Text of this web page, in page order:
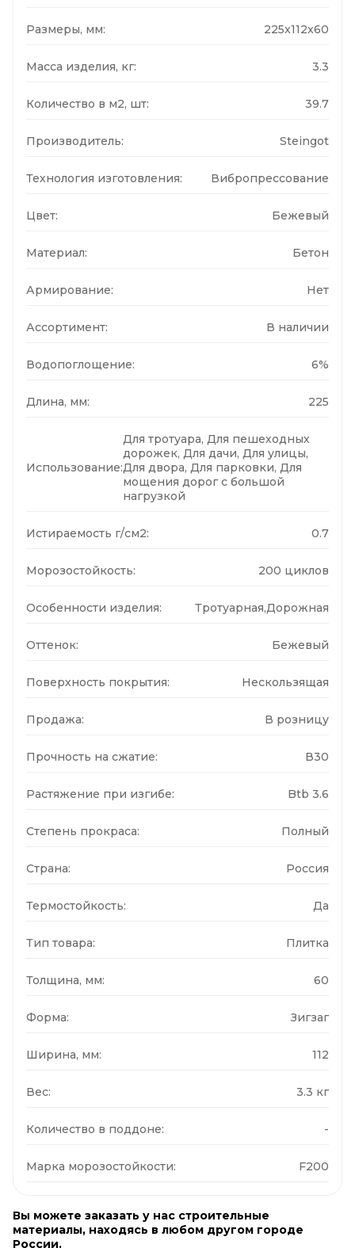
Размеры, мм: 225x112x60
Масса изделия, кг: 3.3
Количество в м2, шт: 39.7
Производитель: Steingot
Технология изготовления: Вибропрессование
Цвет: Бежевый
Материал: Бетон
Армирование: Нет
Ассортимент: В наличии
Водопоглощение: 6%
Длина, мм: 225
Использование:
Для тротуара, Для пешеходных
дорожек, Для дачи, Для улицы,
Для двора, Для парковки, Для
мощения дорог с большой
нагрузкой
Истираемость г/см2: 0.7
Морозостойкость: 200 циклов
Особенности изделия: Тротуарная,Дорожная
Оттенок: Бежевый
Поверхность покрытия: Нескользящая
Продажа: В розницу
Прочность на сжатие: В30
Растяжение при изгибе: Btb 3.6
Степень прокраса: Полный
Страна: Россия
Термостойкость: Да
Тип товара: Плитка
Толщина, мм: 60
Форма: Зигзаг
Ширина, мм: 112
Вес: 3.3 кг
Количество в поддоне: -
Марка морозостойкости: F200
Вы можете заказать у нас строительные
материалы, находясь в любом другом городе
России.